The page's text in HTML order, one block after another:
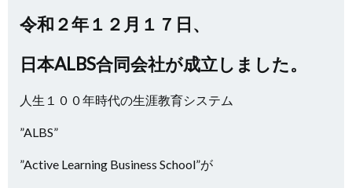
令和２年１２月１７日、
日本ALBS合同会社が成立しました。
人生１００年時代の生涯教育システム
”ALBS”
”Active Learning Business School”が